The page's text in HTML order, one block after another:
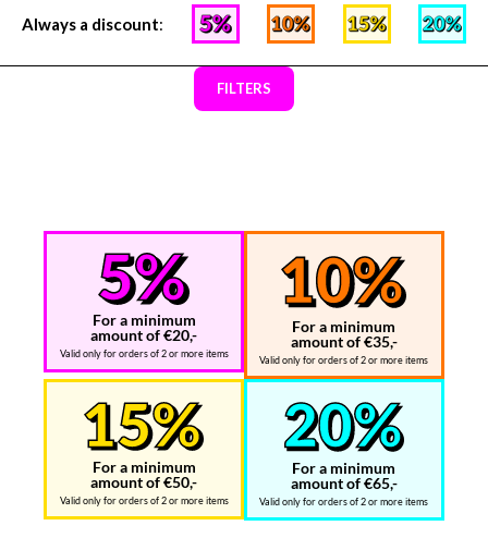
Always a discount:
FILTERS
For a minimum
amount of €20,-
Valid only for orders of 2 or more items
For a minimum
amount of €35,-
Valid only for orders of 2 or more items
For a minimum
amount of €50,-
Valid only for orders of 2 or more items
For a minimum
amount of €65,-
Valid only for orders of 2 or more items